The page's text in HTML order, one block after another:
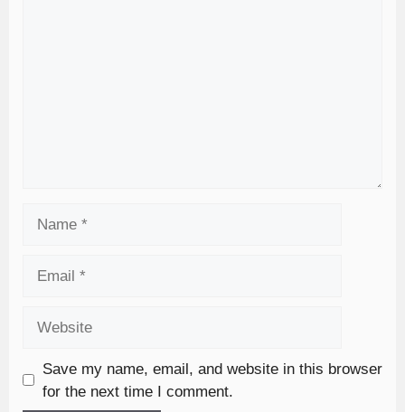
Save my name, email, and website in this browser
for the next time I comment.